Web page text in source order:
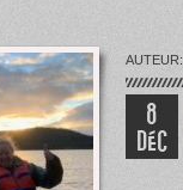
AUTEUR:
8
DÉC